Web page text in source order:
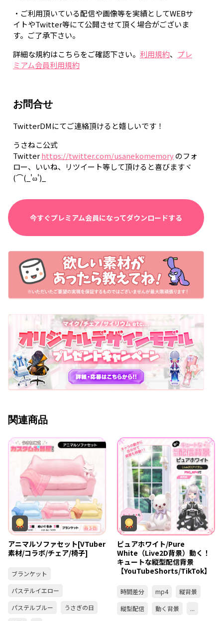
・ご利用頂いている配信や画像等を実績としてWEBサ
イトやTwitter等にて公開させて頂く場合がございま
す。ご了承下さい。
詳細な規約はこちらをご確認下さい。 利用規約、 プレ
ミアム会員利用規約
お問合せ
TwitterDMにてご連絡頂けると嬉しいです！
うさねこ公式
Twitterhttps://twitter.com/usanekomemoryのフォ
ロー、いいね、リツイート等して頂けると喜びますヾ
(⌒(_'ω')_
今すぐプレミアム会員になってダウンロードする
関連商品
アニマルソファセット[VTuber
素材/コラボ/チェア/椅子]
ブランケット
パステルイエロー
パステルブルー
うさぎの日
ピュアホワイト/Pure
White（Live2D背景）動く！
キュートな縦型配信背景
【YouTubeShorts/TikTok】
時間差分 mp4
縦背景
縦型配信
動く背景 ...